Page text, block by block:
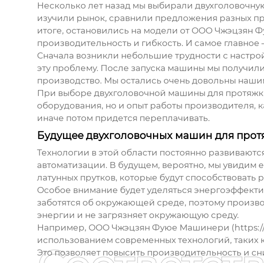
Несколько лет назад мы выбирали
изучили рынок, сравнили предложения разных
итоге, остановились на модели от ООО
производительность и гибкость. И самое главное
Сначала возникли небольшие трудности с
эту проблему. После запуска машины мы
производство. Мы остались очень довольны
При выборе двухголовочной машины для
оборудования, но и опыт работы производителя,
иначе потом придется переплачивать.
Будущее двухголовочных машин для
Технологии в этой области постоянно
автоматизации. В будущем, вероятно, мы
латунных прутков, которые будут способствовать
Особое внимание будет уделяться
заботятся об окружающей среде, поэтому
энергии и не загрязняет окружающую среду.
Например, ООО Чжэцзян Фуюе Машинери (https://
использованием современных технологий,
Это позволяет повысить производительность и